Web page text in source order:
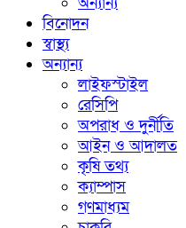
বিনোদন
স্বাস্থ্য
অন্যান্য
লাইফস্টাইল
রেসিপি
অপরাধ ও দুর্নীতি
আইন ও আদালত
কৃষি তথ্য
ক্যাম্পাস
গণমাধ্যম